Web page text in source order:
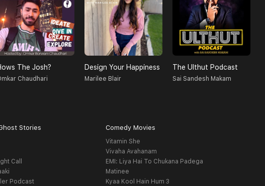
The Josh?
Chaudhari
Design Your Happiness
Marilee Blair
The Ulthut Podcast
Sai Sandesh Makam
Stories
Call
Podcast
Comedy Movies
Vitamin She
Vivaha Avahanam
EMI: Liya Hai To Chukana Padega
Matinee
Kyaa Kool Hain Hum 3